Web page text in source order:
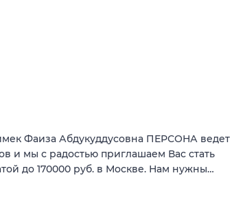
Фаиза Абдукуддусовна ПЕРСОНА ведет
и мы с радостью приглашаем Вас стать
до 170000 руб. в Москве. Нам нужны…